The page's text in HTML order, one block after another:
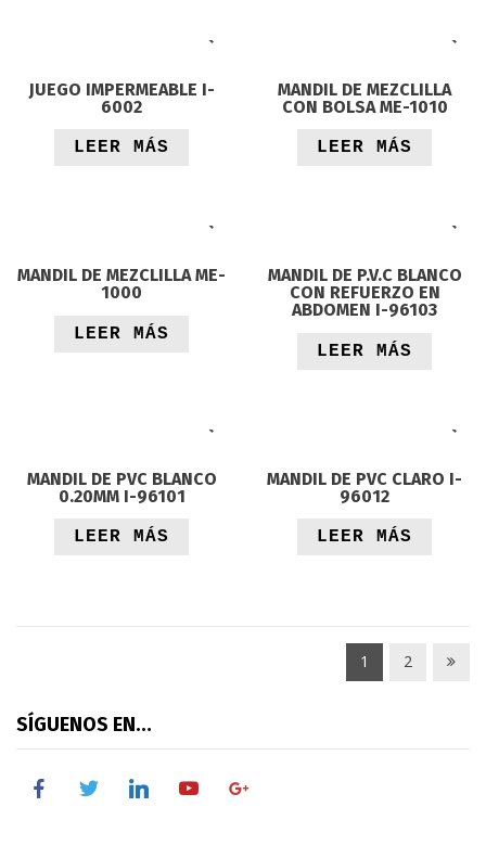
JUEGO IMPERMEABLE I-
6002
LEER MÁS
MANDIL DE MEZCLILLA
CON BOLSA ME-1010
LEER MÁS
MANDIL DE MEZCLILLA ME-
1000
LEER MÁS
MANDIL DE P.V.C BLANCO
CON REFUERZO EN
ABDOMEN I-96103
LEER MÁS
MANDIL DE PVC BLANCO
0.20MM I-96101
LEER MÁS
MANDIL DE PVC CLARO I-
96012
LEER MÁS
1 2
SÍGUENOS EN…
facebooktwitterlinkedinyoutubegoogle